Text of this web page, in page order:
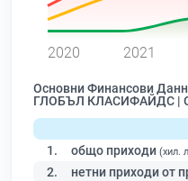
2020 2021
Основни Финансови
ГЛОБЪЛ КЛАСИФАЙДС |
1. общо приходи (хил.
2. нетни приходи от